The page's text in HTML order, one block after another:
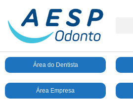
Área do Dentista
Área Empresa